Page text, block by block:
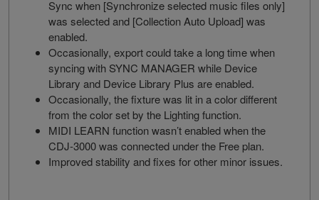
Sync when [Synchronize selected music files only]
was selected and [Collection Auto Upload] was
enabled.
Occasionally, export could take a long time when
syncing with SYNC MANAGER while Device
Library and Device Library Plus are enabled.
Occasionally, the fixture was lit in a color different
from the color set by the Lighting function.
MIDI LEARN function wasn’t enabled when the
CDJ-3000 was connected under the Free plan.
Improved stability and fixes for other minor issues.